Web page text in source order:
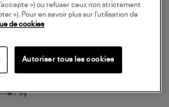
») ou refuser ceux non strictement
»). Pour en savoir plus sur l’utilisation de
de cookies
Autoriser tous les cookies